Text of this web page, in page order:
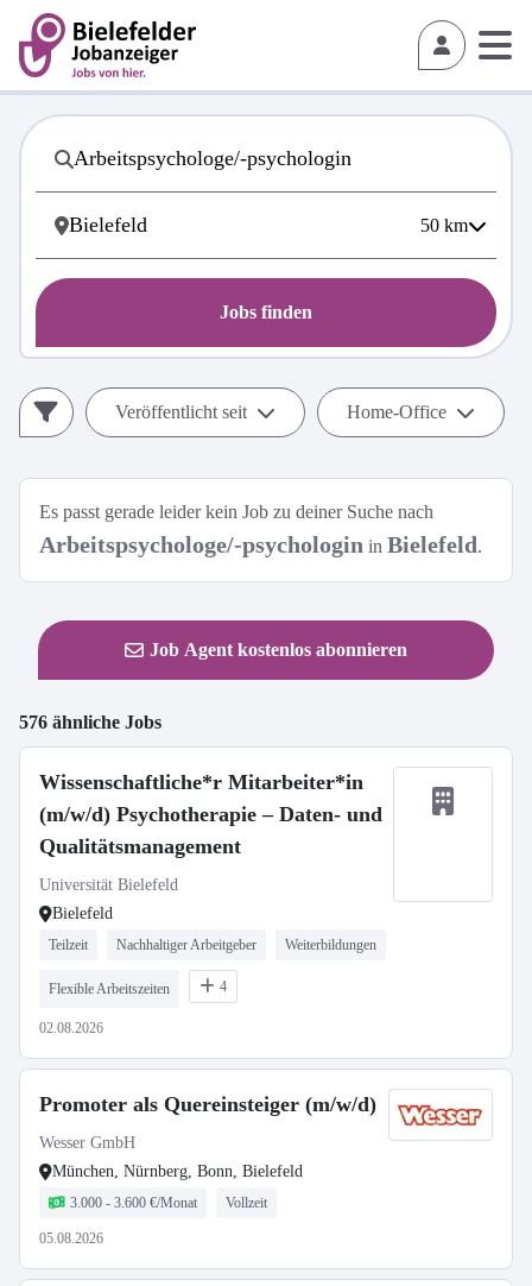
50 km
Jobs finden
Veröffentlicht seit Home-Office
Es passt gerade leider kein Job zu deiner Suche nach
Arbeitspsychologe/-psychologin in Bielefeld.
Job Agent kostenlos abonnieren
576 ähnliche Jobs
Wissenschaftliche*r Mitarbeiter*in
(m/w/d) Psychotherapie – Daten- und
Qualitätsmanagement
Universität Bielefeld
Bielefeld
Teilzeit Nachhaltiger Arbeitgeber Weiterbildungen
Flexible Arbeitszeiten 4
02.08.2026
Promoter als Quereinsteiger (m/w/d)
Wesser GmbH
München, Nürnberg, Bonn, Bielefeld
3.000 - 3.600 €/Monat Vollzeit
05.08.2026